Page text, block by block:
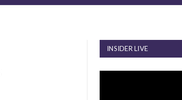
INSIDER LIVE